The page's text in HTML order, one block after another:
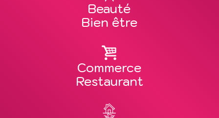
Beauté
Bien être
Commerce
Restaurant